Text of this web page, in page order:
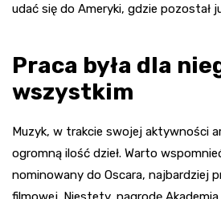
udać się do Ameryki, gdzie pozostał
Praca była dla
wszystkim
Muzyk, w trakcie swojej aktywności
ogromną ilość dzieł. Warto
nominowany do Oscara, najbardziej